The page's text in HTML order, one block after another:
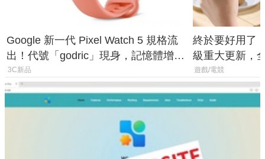
Google 新一代 Pixel Watch 5 規格流
出！代號「godric」現身，記憶體增強
鎖定 AI 應用
3C新品
終於要好用了
級重大更新，
式讓操作就像
遊戲/電競